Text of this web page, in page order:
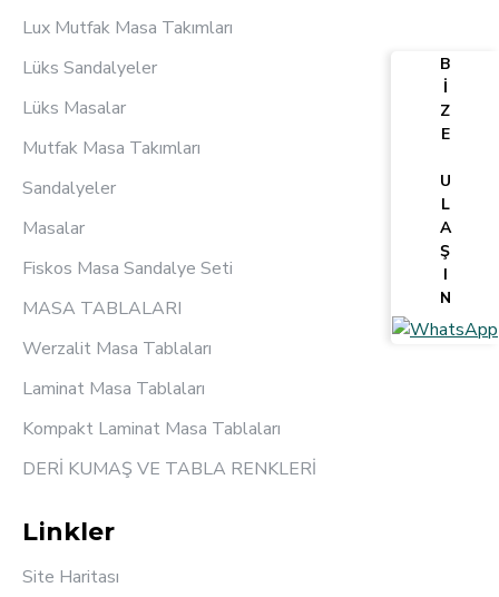
Lux Mutfak Masa Takımları
Lüks Sandalyeler
Lüks Masalar
Mutfak Masa Takımları
Sandalyeler
Masalar
Fiskos Masa Sandalye Seti
MASA TABLALARI
Werzalit Masa Tablaları
Laminat Masa Tablaları
Kompakt Laminat Masa Tablaları
DERİ KUMAŞ VE TABLA RENKLERİ
Linkler
Site Haritası
B
İ
Z
E
U
L
A
Ş
I
N